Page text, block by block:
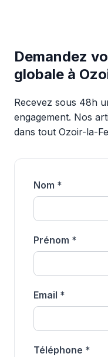
Demandez
globale à
Recevez sous 48h
engagement. Nos
dans tout Ozoir-la-
Nom *
Prénom *
Email *
Téléphone *